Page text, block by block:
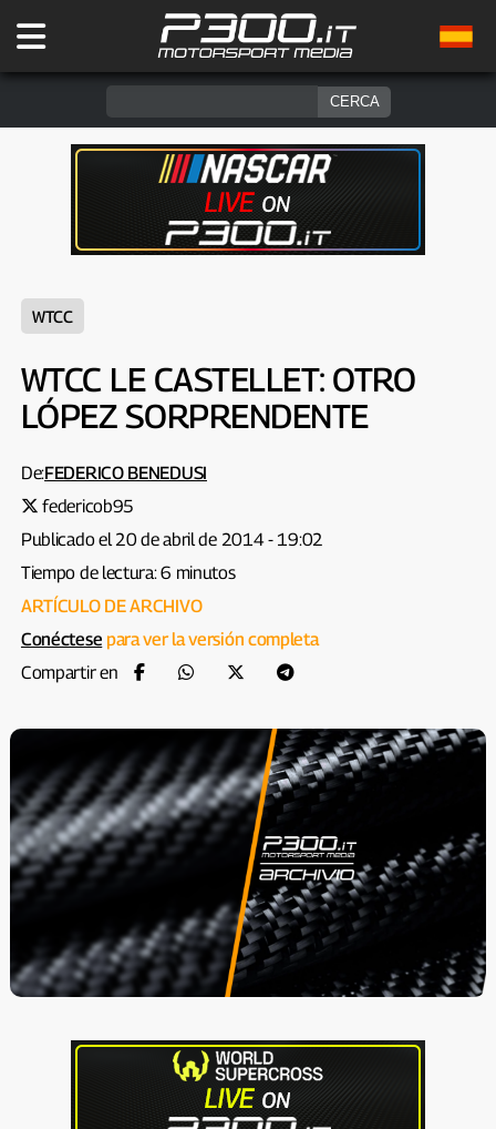
WTCC
WTCC LE CASTELLET: OTRO
LÓPEZ SORPRENDENTE
De:FEDERICO BENEDUSI
federicob95
Publicado el 20 de abril de 2014 - 19:02
Tiempo de lectura: 6 minutos
ARTÍCULO DE ARCHIVO
Conéctese para ver la versión completa
Compartir en